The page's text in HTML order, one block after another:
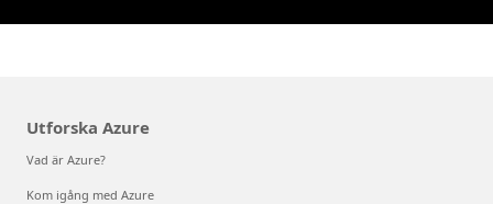
Utforska Azure
Vad är Azure?
Kom igång med Azure